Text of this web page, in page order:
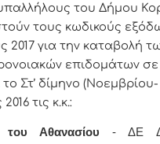
του Δήμου
τους κωδικούς
2017 για την καταβολή
επιδομάτων
Στ’ δίμηνο (Νοεμβρίου-
τις κ.κ.:
του Αθανασίου - ΔΕ